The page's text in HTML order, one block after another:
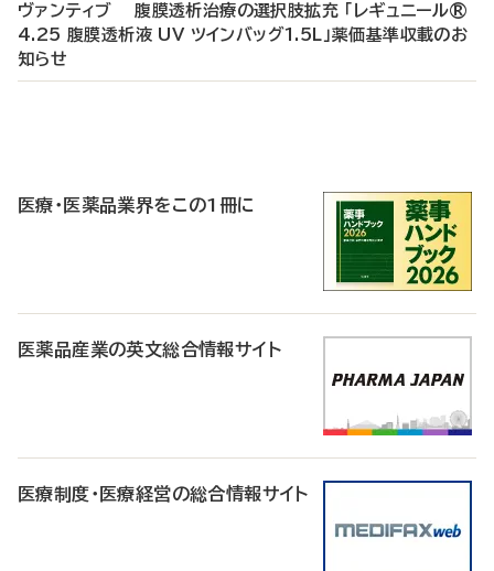
ヴァンティブ 腹膜透析治療の選択肢拡充 「レギュニール®
4.25 腹膜透析液 UV ツインバッグ1.5L」薬価基準収載のお
知らせ
医療・医薬品業界をこの1冊に
医薬品産業の英文総合情報サイト
医療制度・医療経営の総合情報サイト